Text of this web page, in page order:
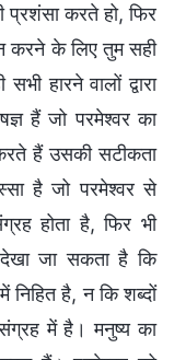
करते हो, फिर
करने के लिए तुम सही
हारने वालों द्वारा
हैं जो परमेश्वर का
हैं उसकी सटीकता
है जो परमेश्वर से
होता है, फिर भी
जा सकता है कि
निहित है, न कि शब्दों
में है। मनुष्य का